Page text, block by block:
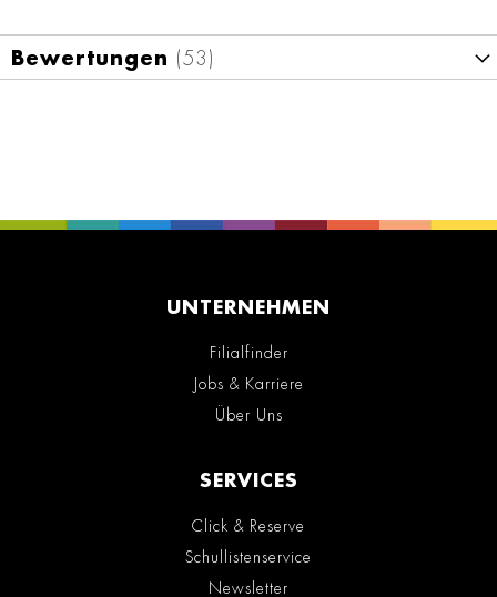
Bewertungen 53
UNTERNEHMEN
Filialfinder
Jobs & Karriere
Über Uns
SERVICES
Click & Reserve
Schullistenservice
Newsletter